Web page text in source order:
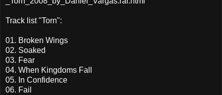
Track list "Torn":
01. Broken Wings
02. Soaked
03. Fear
04. When Kingdoms Fall
05. In Confidence
06. Fail